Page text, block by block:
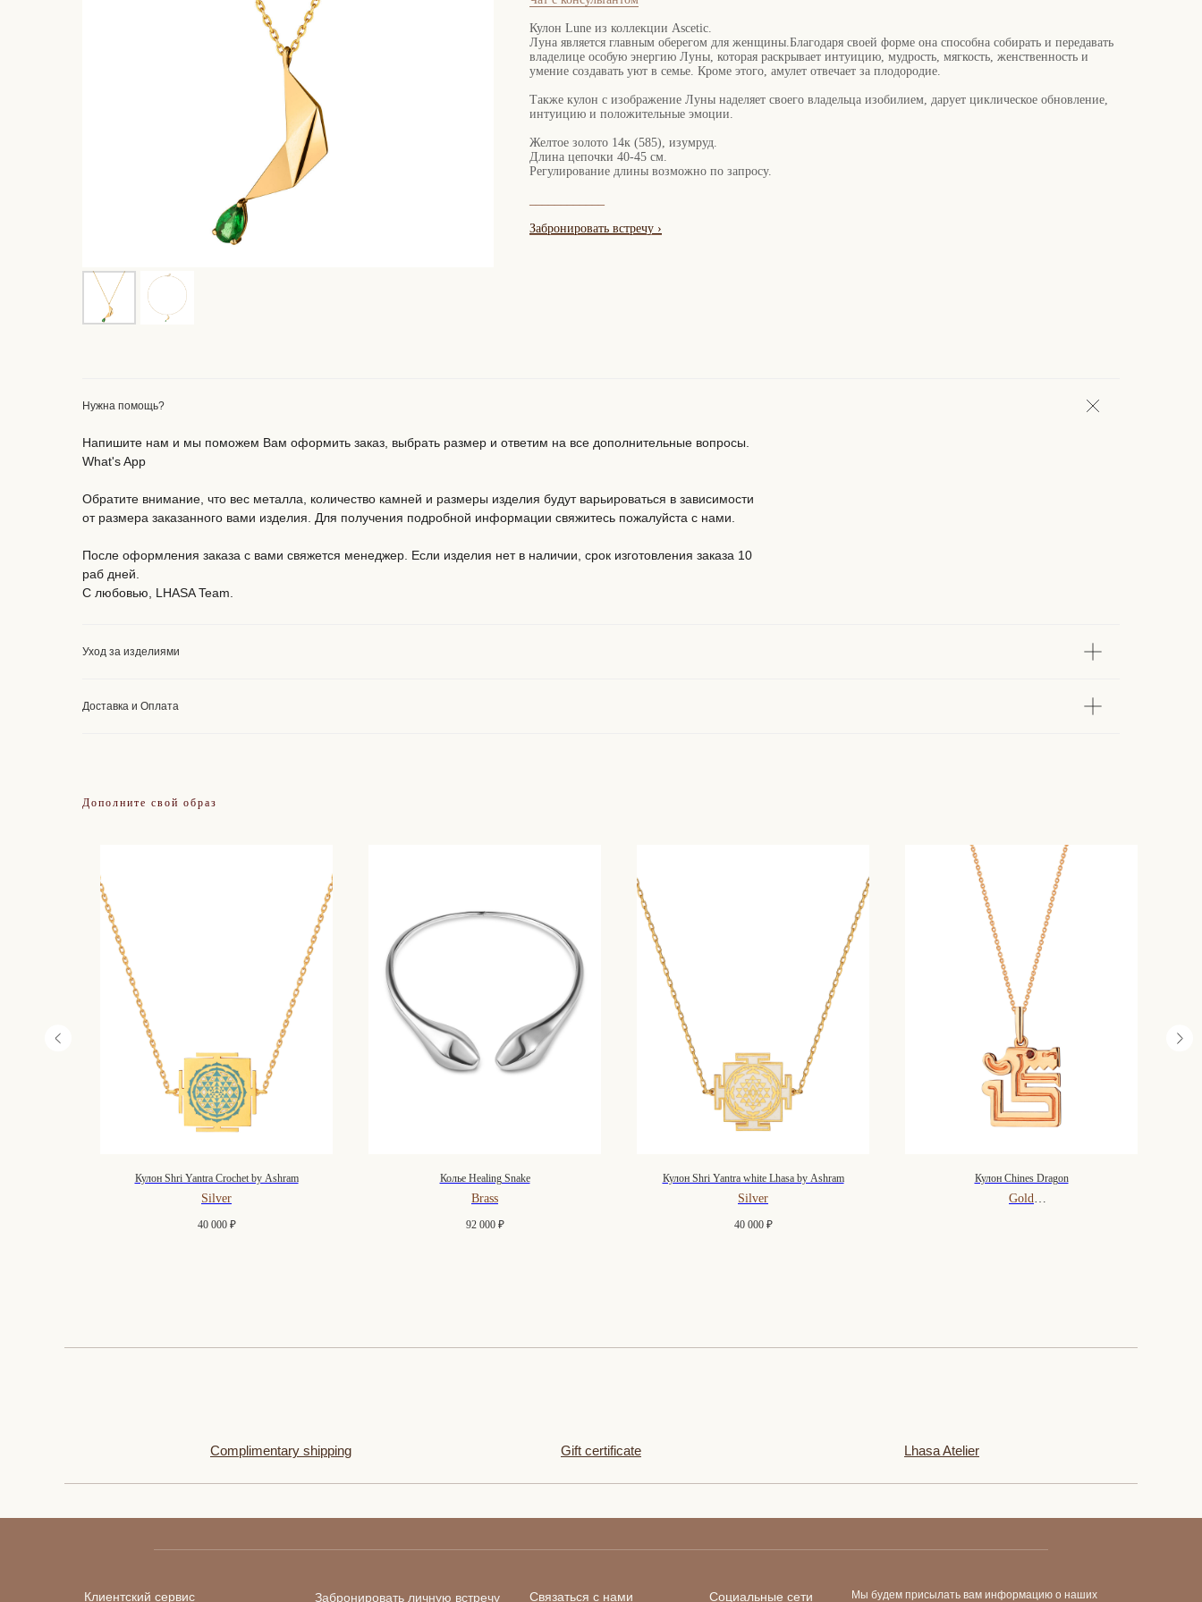
Кулон Lune из коллекции Ascetic.
Луна является главным оберегом для женщины.Благодаря своей форме она способна собирать и передавать
владелице особую энергию Луны, которая раскрывает интуицию, мудрость, мягкость, женственность и
умение создавать уют в семье. Кроме этого, амулет отвечает за плодородие.
Также кулон с изображение Луны наделяет своего владельца изобилием, дарует циклическое обновление,
интуицию и положительные эмоции.
Желтое золото 14к (585), изумруд.
Длина цепочки 40-45 см.
Регулирование длины возможно по запросу.
Забронировать встречу ›
Нужна помощь?
Напишите нам и мы поможем Вам оформить заказ, выбрать размер и ответим на все дополнительные вопросы.
What's App
Обратите внимание, что вес металла, количество камней и размеры изделия будут варьироваться в зависимости
от размера заказанного вами изделия. Для получения подробной информации свяжитесь пожалуйста с нами.
После оформления заказа с вами свяжется менеджер. Если изделия нет в наличии, срок изготовления заказа 10
раб дней.
С любовью, LHASA Team.
Уход за изделиями
Доставка и Оплата
Дополните свой образ
Кулон Shri Yantra Crochet by Ashram
Silver
40 000 ₽
Колье Healing Snake
Brass
92 000 ₽
Кулон Shri Yantra white Lhasa by Ashram
Silver
40 000 ₽
Кулон Chines Dragon
Gold
Gift certificate
Complimentary shipping Lhasa Atelier
Клиентский сервис
Мы будем присылать вам информацию о наших
Связаться с нами Социальные сети
Забронировать личную встречу